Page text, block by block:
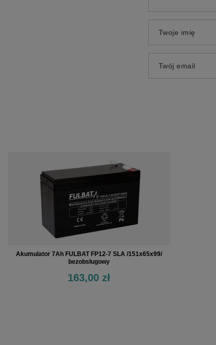
Twoje imię
Twój email
Akumulator 7Ah FULBAT FP12-7 SLA /151x65x99/
bezobsługowy
163,00 zł